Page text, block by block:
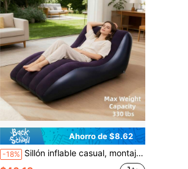
Ahorro de $8.62
-18% Sillón inflable casual, montaje y almacenamiento rápido, adecuado para descanso en la oficina, recepción de invitados, relajación, camping, viajes, jardín y balcón